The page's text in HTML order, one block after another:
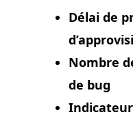
Délai de
Nombre
de bug